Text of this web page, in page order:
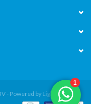
- Powered by Lightspeed